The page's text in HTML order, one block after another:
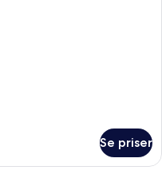
Se priser